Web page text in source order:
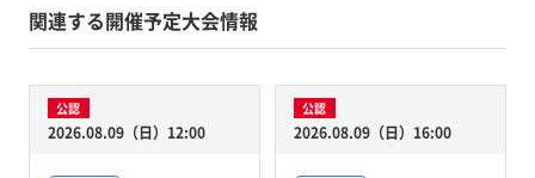
関連する開催予定大会情報
公認
2026.08.09（日）12:00
公認
2026.08.09（日）16:00